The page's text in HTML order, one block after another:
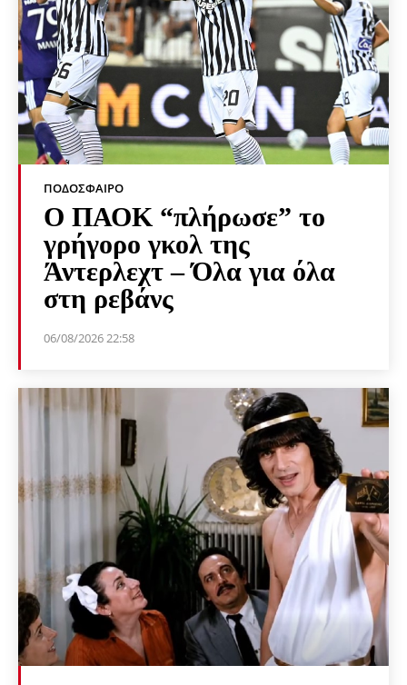
ΠΟΔΌΣΦΑΙΡΟ
Ο ΠΑΟΚ “πλήρωσε” το
γρήγορο γκολ της
Άντερλεχτ – Όλα για όλα
στη ρεβάνς
06/08/2026 22:58